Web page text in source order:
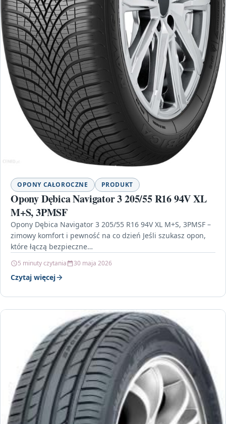
OPONY CAŁOROCZNE PRODUKT
Opony Dębica Navigator 3 205/55 R16 94V XL
M+S, 3PMSF
Opony Dębica Navigator 3 205/55 R16 94V XL M+S, 3PMSF –
zimowy komfort i pewność na co dzień Jeśli szukasz opon,
które łączą bezpieczne…
5 minuty czytania 30 maja 2026
Czytaj więcej